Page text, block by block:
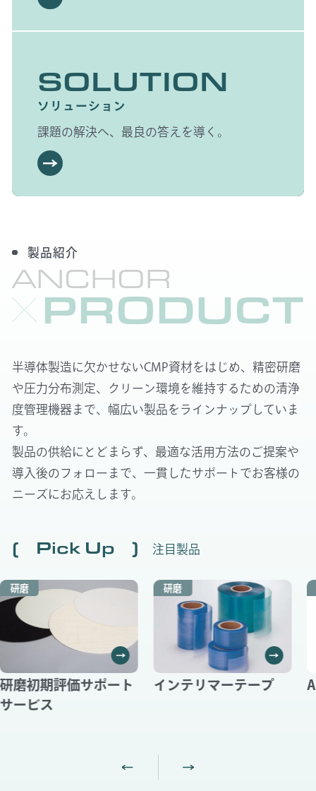
SOLUTION
ソリューション
課題の解決へ、最良の答えを導く。
製品紹介
ANCHOR
PRODUCT
半導体製造に欠かせないCMP資材をはじめ、精密研磨
や圧力分布測定、クリーン環境を維持するための清浄
度管理機器まで、幅広い製品をラインナップしていま
す。
製品の供給にとどまらず、最適な活用方法のご提案や
導入後のフォローまで、一貫したサポートでお客様の
ニーズにお応えします。
Pick Up 注目製品
研磨
研磨初期評価サポート
サービス
研磨
インテリマーテープ